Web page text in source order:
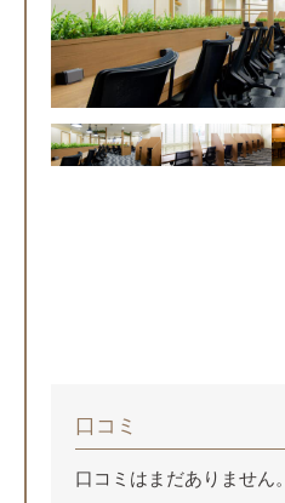
口コミ
口コミはまだありません。